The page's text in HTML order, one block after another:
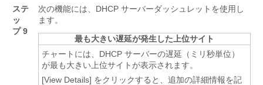
ステ
ッ
プ 9
次の機能には、DHCP サーバーダッシュレットを使用し
ます。
最も大きい遅延が発生した上位サイト
チャートには、DHCP サーバーの遅延（ミリ秒単位）
が最も大きい上位サイトが表示されます。
[View Details] をクリックすると、追加の詳細情報を記